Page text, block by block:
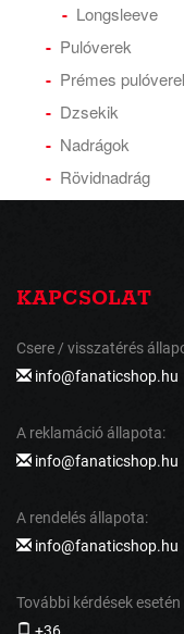
Longsleeve
Pulóverek
Prémes
Dzsekik
Nadrágok
Rövidnadrág
KAPCSOLAT
Csere / visszatérés
info@fanaticshop.hu
A reklamáció állapota:
info@fanaticshop.hu
A rendelés állapota:
info@fanaticshop.hu
További kérdések